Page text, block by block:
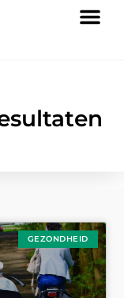
GEZONDHEID